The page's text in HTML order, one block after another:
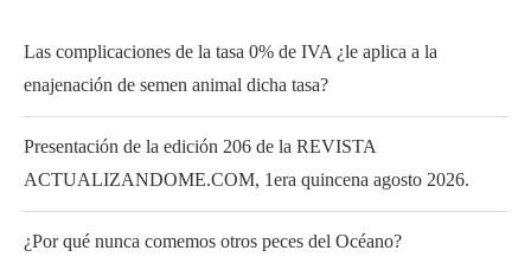
Las complicaciones de la tasa 0% de IVA ¿le aplica a la
enajenación de semen animal dicha tasa?
Presentación de la edición 206 de la REVISTA
ACTUALIZANDOME.COM, 1era quincena agosto 2026.
¿Por qué nunca comemos otros peces del Océano?